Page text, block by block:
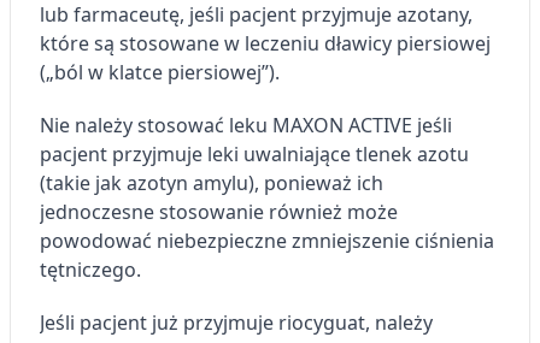
lub farmaceutę, jeśli pacjent przyjmuje azotany,
które są stosowane w leczeniu dławicy piersiowej
(„ból w klatce piersiowej”).
Nie należy stosować leku MAXON ACTIVE jeśli
pacjent przyjmuje leki uwalniające tlenek azotu
(takie jak azotyn amylu), ponieważ ich
jednoczesne stosowanie również może
powodować niebezpieczne zmniejszenie ciśnienia
tętniczego.
Jeśli pacjent już przyjmuje riocyguat, należy